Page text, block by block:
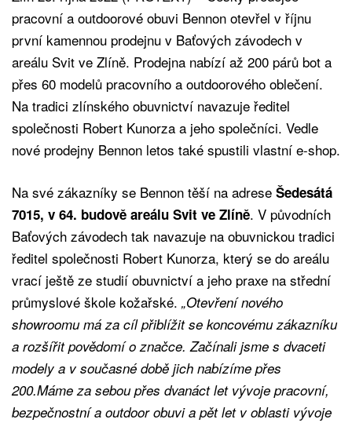
pracovní a outdoorové obuvi Bennon otevřel v říjnu
první kamennou prodejnu v Baťových závodech v
areálu Svit ve Zlíně. Prodejna nabízí až 200 párů bot a
přes 60 modelů pracovního a outdoorového oblečení.
Na tradici zlínského obuvnictví navazuje ředitel
společnosti Robert Kunorza a jeho společníci. Vedle
nové prodejny Bennon letos také spustili vlastní e-shop.
Na své zákazníky se Bennon těší na adrese Šedesátá
7015, v 64. budově areálu Svit ve Zlíně. V původních
Baťových závodech tak navazuje na obuvnickou tradici
ředitel společnosti Robert Kunorza, který se do areálu
vrací ještě ze studií obuvnictví a jeho praxe na střední
průmyslové škole kožařské. „Otevření nového
showroomu má za cíl přiblížit se koncovému zákazníku
a rozšířit povědomí o značce. Začínali jsme s dvaceti
modely a v současné době jich nabízíme přes
200.Máme za sebou přes dvanáct let vývoje pracovní,
bezpečnostní a outdoor obuvi a pět let v oblasti vývoje